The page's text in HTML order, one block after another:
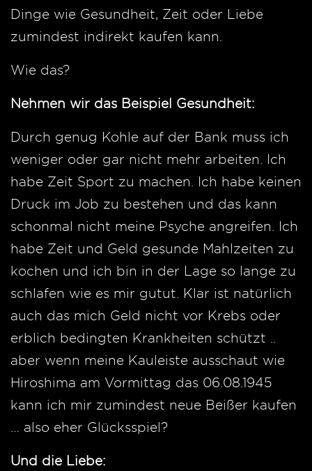
Dinge wie Gesundheit, Zeit oder Liebe
zumindest indirekt kaufen kann.
Wie das?
Nehmen wir das Beispiel Gesundheit:
Durch genug Kohle auf der Bank muss ich
weniger oder gar nicht mehr arbeiten. Ich
habe Zeit Sport zu machen. Ich habe keinen
Druck im Job zu bestehen und das kann
schonmal nicht meine Psyche angreifen. Ich
habe Zeit und Geld gesunde Mahlzeiten zu
kochen und ich bin in der Lage so lange zu
schlafen wie es mir gutut. Klar ist natürlich
auch das mich Geld nicht vor Krebs oder
erblich bedingten Krankheiten schützt ..
aber wenn meine Kauleiste ausschaut wie
Hiroshima am Vormittag das 06.08.1945
kann ich mir zumindest neue Beißer kaufen
… also eher Glücksspiel?
Und die Liebe: